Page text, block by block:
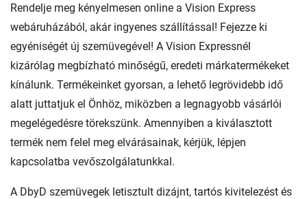
Rendelje meg kényelmesen online a Vision Express
webáruházából, akár ingyenes szállítással! Fejezze ki
egyéniségét új szemüvegével! A Vision Expressnél
kizárólag megbízható minőségű, eredeti márkatermékeket
kínálunk. Termékeinket gyorsan, a lehető legrövidebb idő
alatt juttatjuk el Önhöz, miközben a legnagyobb vásárlói
megelégedésre törekszünk. Amennyiben a kiválasztott
termék nem felel meg elvárásainak, kérjük, lépjen
kapcsolatba vevőszolgálatunkkal.
A DbyD szemüvegek letisztult dizájnt, tartós kivitelezést és